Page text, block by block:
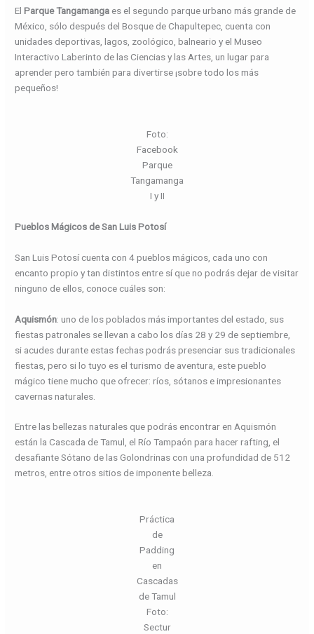
El Parque Tangamanga es el segundo parque urbano más grande de
México, sólo después del Bosque de Chapultepec, cuenta con
unidades deportivas, lagos, zoológico, balneario y el Museo
Interactivo Laberinto de las Ciencias y las Artes, un lugar para
aprender pero también para divertirse ¡sobre todo los más
pequeños!
Foto:
Facebook
Parque
Tangamanga
I y II
Pueblos Mágicos de San Luis Potosí
San Luis Potosí cuenta con 4 pueblos mágicos, cada uno con
encanto propio y tan distintos entre sí que no podrás dejar de visitar
ninguno de ellos, conoce cuáles son:
Aquismón: uno de los poblados más importantes del estado, sus
fiestas patronales se llevan a cabo los días 28 y 29 de septiembre,
si acudes durante estas fechas podrás presenciar sus tradicionales
fiestas, pero si lo tuyo es el turismo de aventura, este pueblo
mágico tiene mucho que ofrecer: ríos, sótanos e impresionantes
cavernas naturales.
Entre las bellezas naturales que podrás encontrar en Aquismón
están la Cascada de Tamul, el Río Tampaón para hacer rafting, el
desafiante Sótano de las Golondrinas con una profundidad de 512
metros, entre otros sitios de imponente belleza.
Práctica
de
Padding
en
Cascadas
de Tamul
Foto:
Sectur